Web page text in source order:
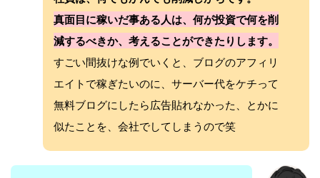
真面目に稼いだ事ある人は、何が投資で何を削
減するべきか、考えることができたりします。
すごい間抜けな例でいくと、ブログのアフィリ
エイトで稼ぎたいのに、サーバー代をケチって
無料ブログにしたら広告貼れなかった、とかに
似たことを、会社でしてしまうので笑